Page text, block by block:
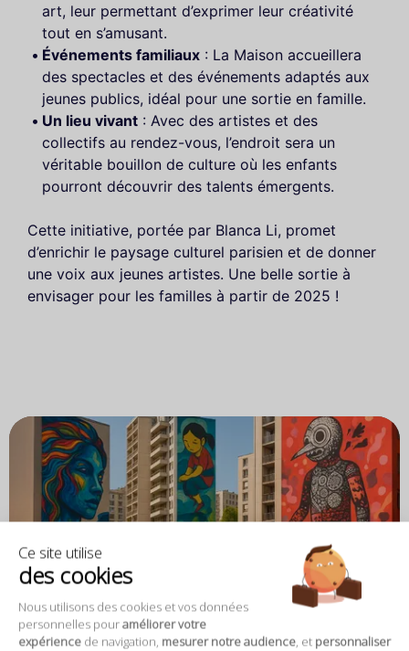
Ce site utilise
des cookies
Nous utilisons des cookies et vos données
personnelles pouraméliorer votre
expérience de navigation, mesurer notre audience, et personnaliser
art, leur permettant d’exprimer leur créativité
tout en s’amusant.
Événements familiaux : La Maison accueillera
des spectacles et des événements adaptés aux
jeunes publics, idéal pour une sortie en famille.
Un lieu vivant : Avec des artistes et des
collectifs au rendez-vous, l’endroit sera un
véritable bouillon de culture où les enfants
pourront découvrir des talents émergents.
Cette initiative, portée par Blanca Li, promet
d’enrichir le paysage culturel parisien et de donner
une voix aux jeunes artistes. Une belle sortie à
envisager pour les familles à partir de 2025 !